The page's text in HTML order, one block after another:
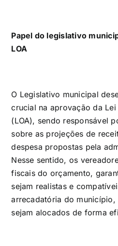
Papel do legislativo
LOA
O Legislativo municipal
crucial na aprovação da Lei
(LOA), sendo responsável
sobre as projeções de
despesa propostas pela
Nesse sentido, os
fiscais do orçamento,
sejam realistas e
arrecadatória do município,
sejam alocados de forma